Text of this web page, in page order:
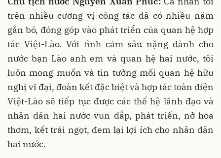
trên nhiều cương vị công tác đã có nhiều năm
gắn bó, đóng góp vào phát triển của quan hệ hợp
tác Việt-Lào. Với tình cảm sâu nặng dành cho
nước bạn Lào anh em và quan hệ hai nước, tôi
luôn mong muốn và tin tưởng mối quan hệ hữu
nghị vĩ đại, đoàn kết đặc biệt và hợp tác toàn diện
Việt-Lào sẽ tiếp tục được các thế hệ lãnh đạo và
nhân dân hai nước vun đắp, phát triển, nở hoa
thơm, kết trái ngọt, đem lại lợi ích cho nhân dân
hai nước.